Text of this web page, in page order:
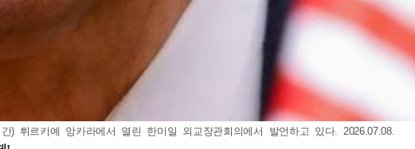
) 튀르키예 앙카라에서 열린 한미일 외교장관회의에서 발언하고 있다. 2026.07.08.